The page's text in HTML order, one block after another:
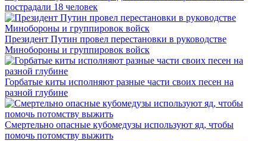
пострадали 18 человек
Президент Путин провел перестановки в руководстве
Минобороны и группировок войск
Горбатые киты исполняют разные части своих песен на
разной глубине
Смертельно опасные кубомедузы используют яд, чтобы
помочь потомству выжить